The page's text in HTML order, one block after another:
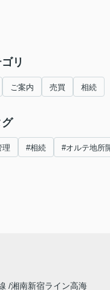
リ
ご案内 売買 相続
理 #相続 #オルテ地所
湘南新宿ライン高海